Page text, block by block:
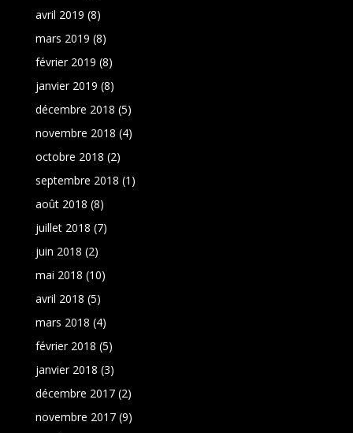
avril 2019 (8)
mars 2019 (8)
février 2019 (8)
janvier 2019 (8)
décembre 2018 (5)
novembre 2018 (4)
octobre 2018 (2)
septembre 2018 (1)
août 2018 (8)
juillet 2018 (7)
juin 2018 (2)
mai 2018 (10)
avril 2018 (5)
mars 2018 (4)
février 2018 (5)
janvier 2018 (3)
décembre 2017(2)
novembre 2017(9)